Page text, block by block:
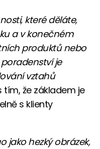
které děláte,
a v konečném
produktů nebo
je
vztahů
tím, že základem je
s klienty
jako hezký obrázek,